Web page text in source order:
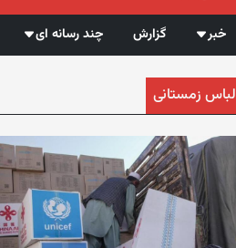
خبر گزارش چند رسانه ای
لباس زمستانی